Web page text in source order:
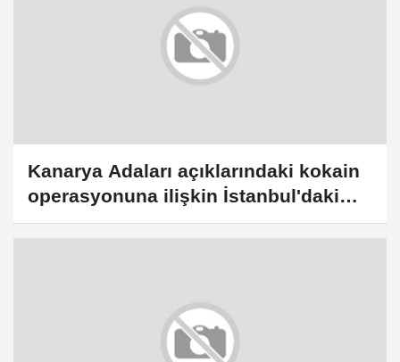
Kanarya Adaları açıklarındaki kokain
operasyonuna ilişkin İstanbul'daki
soruşturmada 10 zanlı tutuklandı